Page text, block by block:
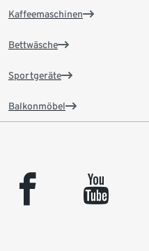
Kaffeemaschinen
Bettwäsche
Sportgeräte
Balkonmöbel
facebook youtube